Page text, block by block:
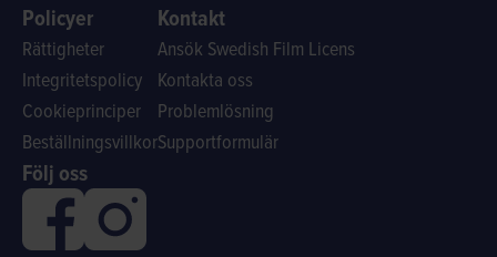
Policyer
Rättigheter
Integritetspolicy
Cookieprinciper
Beställningsvillkor
Kontakt
Ansök Swedish Film Licens
Kontakta oss
Problemlösning
Supportformulär
Följ oss